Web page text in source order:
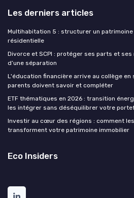
Les derniers articles
Multihabitation 5 : structurer un
résidentielle
Divorce et SCPI : protéger ses parts et
d’une séparation
L'éducation financière arrive au collège en
parents doivent savoir et compléter
ETF thématiques en 2026 : transition
les intégrer sans déséquilibrer votre
Investir au cœur des régions : comment
transforment votre patrimoine immobilier
Eco Insiders